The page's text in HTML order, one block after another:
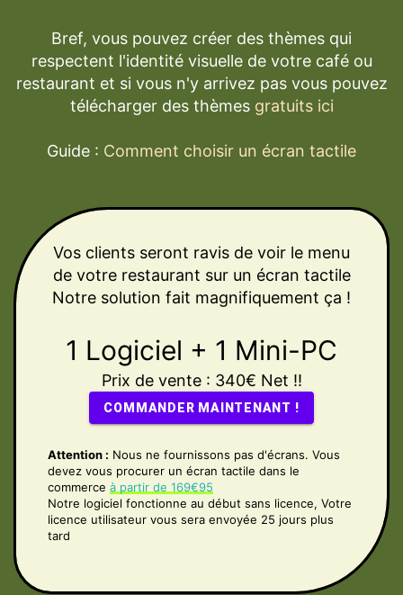
Bref, vous pouvez créer des thèmes qui
respectent l'identité visuelle de votre café ou
restaurant et si vous n'y arrivez pas vous pouvez
télécharger des thèmes gratuits ici
Guide : Comment choisir un écran tactile
Vos clients seront ravis de voir le menu
de votre restaurant sur un écran tactile
Notre solution fait magnifiquement ça !
1 Logiciel + 1 Mini-PC
Prix de vente : 340€ Net !!
COMMANDER MAINTENANT !
Attention : Nous ne fournissons pas d'écrans. Vous
devez vous procurer un écran tactile dans le
commerce à partir de 169€95
Notre logiciel fonctionne au début sans licence, Votre
licence utilisateur vous sera envoyée 25 jours plus
tard